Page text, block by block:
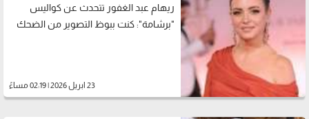
ريهام عبد الغفور تتحدث عن كواليس
"برشامة": كنت ببوظ التصوير من الضحك
23 ابريل 2026 | 02:19 مساءً